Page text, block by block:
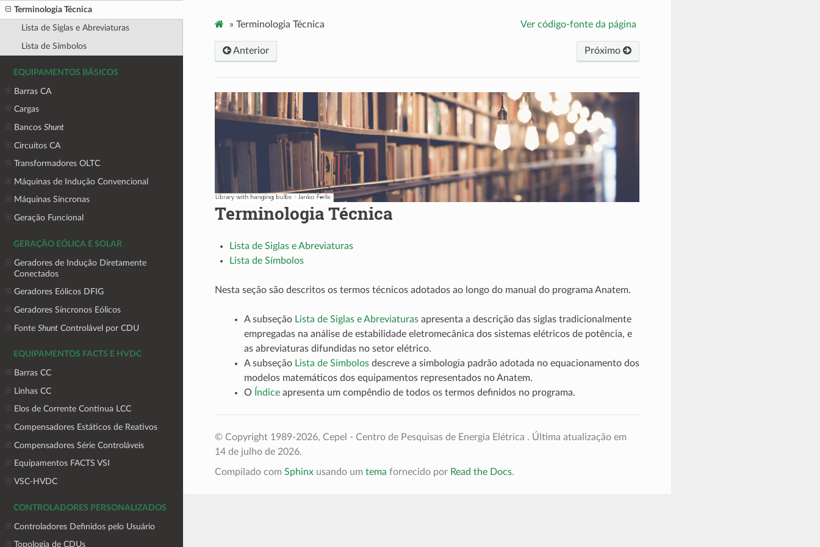
Terminologia Técnica
Lista de Siglas e Abreviaturas
Lista de Símbolos
EQUIPAMENTOS BÁSICOS
Barras CA
Cargas
BancosShunt
Circuitos CA
Transformadores OLTC
Máquinas de Indução Convencional
Máquinas Síncronas
Geração Funcional
GERAÇÃO EÓLICA E SOLAR
Geradores de Indução Diretamente
Conectados
Geradores Eólicos DFIG
Geradores Síncronos Eólicos
FonteShunt Controlável por CDU
EQUIPAMENTOS FACTS E HVDC
Barras CC
Linhas CC
Elos de Corrente Contínua LCC
Compensadores Estáticos de Reativos
Compensadores Série Controláveis
Equipamentos FACTS VSI
VSC-HVDC
CONTROLADORES PERSONALIZADOS
Controladores Definidos pelo Usuário
Topologia de CDUs
» Terminologia Técnica Ver código-fonte da página
Próximo
Anterior
Terminologia Técnica
Lista de Siglas e Abreviaturas
Lista de Símbolos
Nesta seção são descritos os termos técnicos adotados ao longo do manual do programa Anatem.
A subseção Lista de Siglas e Abreviaturasapresenta a descrição das siglas tradicionalmente
empregadas na análise de estabilidade eletromecânica dos sistemas elétricos de potência, e
as abreviaturas difundidas no setor elétrico.
A subseção Lista de Símbolosdescreve a simbologia padrão adotada no equacionamento dos
modelos matemáticos dos equipamentos representados no Anatem.
O
Índiceapresenta um compêndio de todos os termos definidos no programa.
© Copyright 1989-2026, Cepel - Centro de Pesquisas de Energia Elétrica . Última atualização em
14 de julho de 2026.
Compilado com Sphinxusando um tema fornecido por Read the Docs.